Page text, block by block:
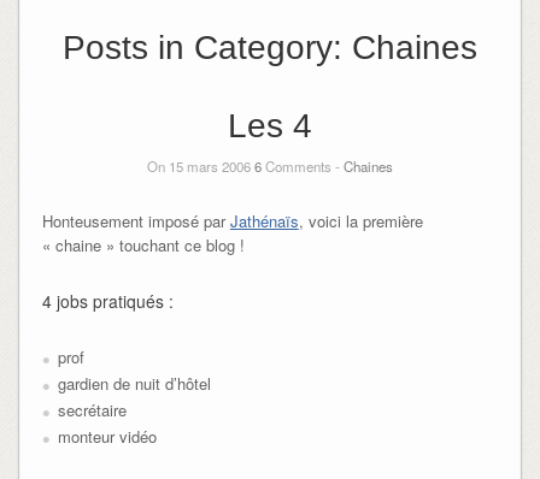
Posts in Category: Chaines
Les 4
On 15 mars 20066Comments - Chaines
Honteusement imposé parJathénaïs, voici la première
« chaine » touchant ce blog !
4 jobs pratiqués :
prof
gardien de nuit d’hôtel
secrétaire
monteur vidéo